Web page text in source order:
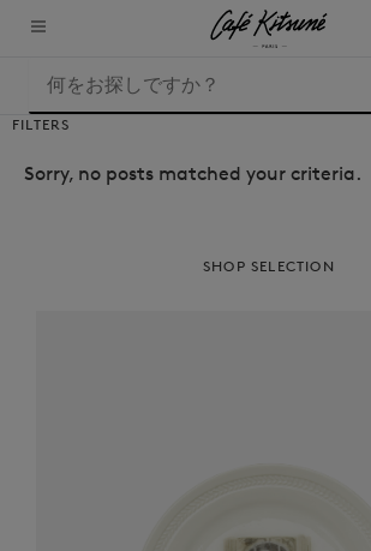
FILTERS
Sorry, no posts matched your criteria.
SHOP SELECTION